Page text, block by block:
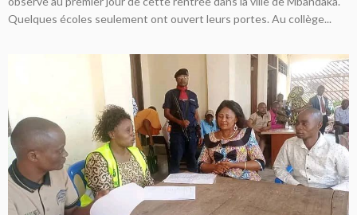
Quelques écoles seulement ont ouvert leurs portes. Au collège...